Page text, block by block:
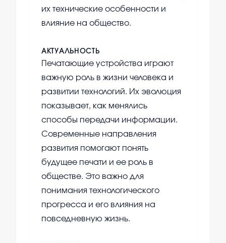
их технические особенности и
влияние на общество.
АКТУАЛЬНОСТЬ
Печатающие устройства играют
важную роль в жизни человека и
развитии технологий. Их эволюция
показывает, как менялись
способы передачи информации.
Современные направления
развития помогают понять
будущее печати и ее роль в
обществе. Это важно для
понимания технологического
прогресса и его влияния на
повседневную жизнь.